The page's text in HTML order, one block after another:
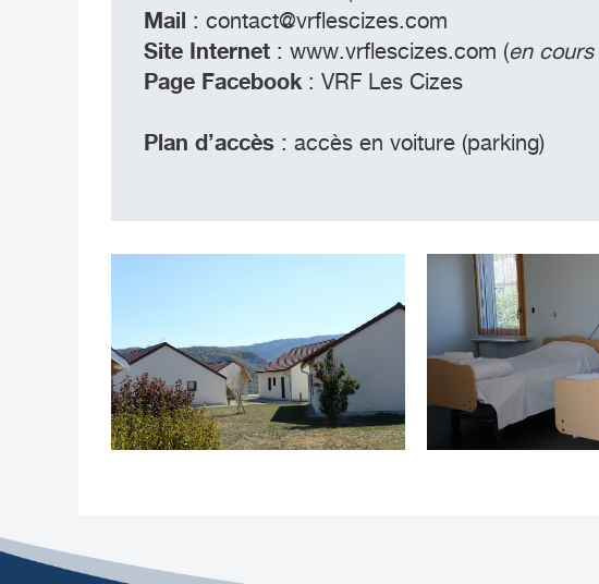
Mail : contact@vrflescizes.com
Site Internet : www.vrflescizes.com (en cours
Page Facebook: VRF Les Cizes
Plan d’accès : accès en voiture (parking)